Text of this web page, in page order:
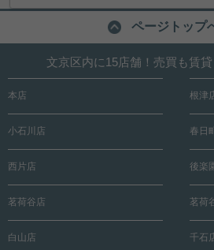
ページトップ
文京区内に15店舗！売買も賃
本店 根津
小石川店 春日
西片店 後楽
茗荷谷店 茗荷
白山店 千石